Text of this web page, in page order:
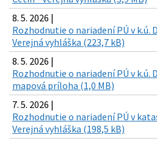
8. 5. 2026 |
Rozhodnutie o nariadení PÚ v k.ú.
Verejná vyhláška (223,7 kB)
8. 5. 2026 |
Rozhodnutie o nariadení PÚ v k.ú.
mapová príloha (1,0 MB)
7. 5. 2026 |
Rozhodnutie o nariadení PÚ v
Verejná vyhláška (198,5 kB)